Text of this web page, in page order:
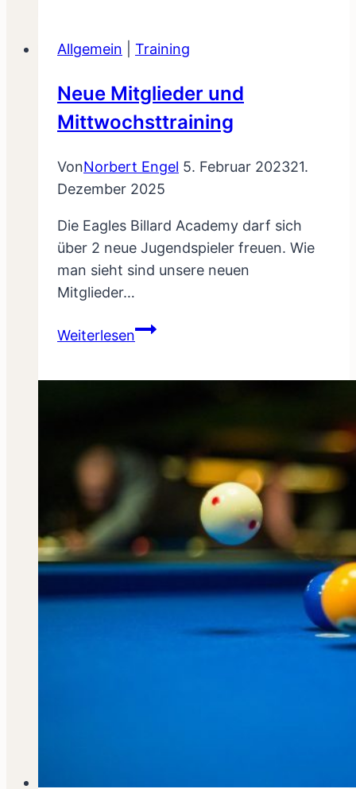
gestartet
Allgemein Training
Neue Mitglieder und
Mittwochsttraining
VonNorbert Engel 5. Februar 202321.
Dezember 2025
Die Eagles Billard Academy darf sich
über 2 neue Jugendspieler freuen. Wie
man sieht sind unsere neuen
Mitglieder…
WeiterlesenNeue